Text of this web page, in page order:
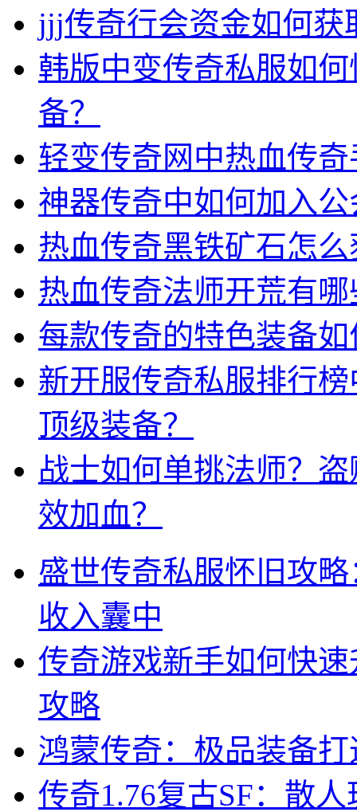
jjj传奇行会资金如何获
韩版中变传奇私服如
备？
轻变传奇网中热血传
神器传奇中如何加入公
热血传奇黑铁矿石怎
热血传奇法师开荒有
每款传奇的特色装备
新开服传奇私服排行
顶级装备？
战士如何单挑法师？
效加血？
盛世传奇私服怀旧攻
收入囊中
传奇游戏新手如何快
攻略
鸿蒙传奇：极品装备
传奇1.76复古SF：散